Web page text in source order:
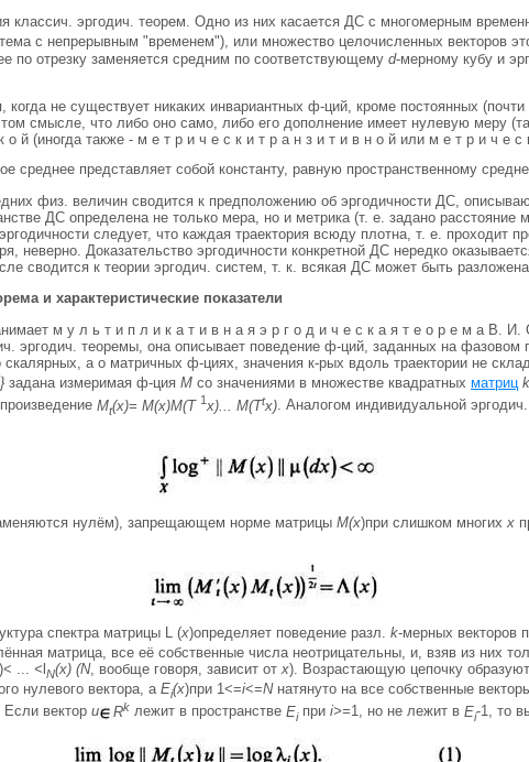
классич. эргодич. теорем. Одно из них касается ДС с многомерным
с непрерывным "временем"), или множество целочисленных векторов
по отрезку заменяется средним по соответствующему d-мерному кубу и
когда не существует никаких инвариантных ф-ций, кроме постоянных
смысле, что либо оно само, либо его дополнение имеет нулевую меру
й (иногда также - м е т р и ч е с к и т р а н з и т и в н о й или м е т р и ч е
среднее представляет собой константу, равную пространственному
физ. величин сводится к предположению об эргодичности ДС,
ДС определена не только мера, но и метрика (т. е. задано
следует, что каждая траектория всюду плотна, т. е. проходит
неверно. Доказательство эргодичности конкретной ДС нередко
сводится к теории эргодич. систем, т. к. всякая ДС может быть
и характеристические показатели
м у л ь т и п л и к а т и в н а я э р г о д и ч е с к а я т е о р е м а В.
эргодич. теоремы, она описывает поведение ф-ций, заданных на фазовом
скалярных, а о матричных ф-циях, значения к-рых вдоль траектории не
} задана измеримая ф-ция М со значениями в множестве квадратных матриц k
Mt(x)= M(x)M(T 1x)... M(Ttx). Аналогом индивидуальной
нулём), запрещающем норме матрицы М(х)при слишком многихх
спектра матрицы L (х)определяет поведение разл. k-мерных векторов
матрица, все её собственные числа неотрицательны, и, взяв из них
)< ... < N(х) (N, вообще говоря, зависит от x). Возрастающую цепочку
нулевого вектора, а Еi(х)при 1<=i<=Nнатянуто на все собственные
Если вектор и Rk лежит в пространстве Еiпри i>=1, но не лежит в Ei-1, то